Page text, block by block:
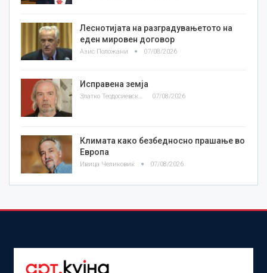
Леснотијата на разградувањетото на
еден мировен договор
Азис Положани 07/08/2026
Исправена земја
Златко Теодосиевски 07/08/2026
Климата како безбедносно прашање во
Европа
Ивица Челиковиќ 07/08/2026